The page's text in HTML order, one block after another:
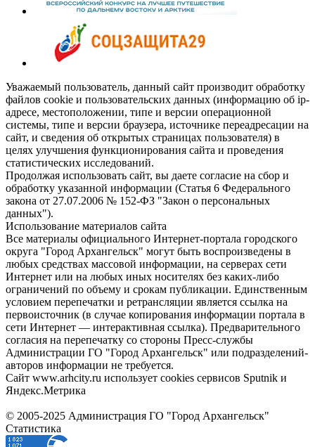
Уважаемый пользователь, данный сайт производит обработку
файлов cookie и пользовательских данных (информацию об ip-
адресе, местоположении, типе и версии операционной
системы, типе и версии браузера, источнике переадресации на
сайт, и сведения об открытых страницах пользователя) в
целях улучшения функционирования сайта и проведения
статистических исследований.
Продолжая использовать сайт, вы даете согласие на сбор и
обработку указанной информации (Статья 6 Федерального
закона от 27.07.2006 № 152-ФЗ "Закон о персональных
данных").
Использование материалов сайта
Все материалы официального Интернет-портала городского
округа "Город Архангельск" могут быть воспроизведены в
любых средствах массовой информации, на серверах сети
Интернет или на любых иных носителях без каких-либо
ограничений по объему и срокам публикации. Единственным
условием перепечатки и ретрансляции является ссылка на
первоисточник (в случае копирования информации портала в
сети Интернет — интерактивная ссылка). Предварительного
согласия на перепечатку со стороны Пресс-службы
Администрации ГО "Город Архангельск" или подразделений-
авторов информации не требуется.
Сайт www.arhcity.ru использует cookies сервисов Sputnik и
Яндекс.Метрика
© 2005-2025 Администрация ГО "Город Архангельск"
Статистика